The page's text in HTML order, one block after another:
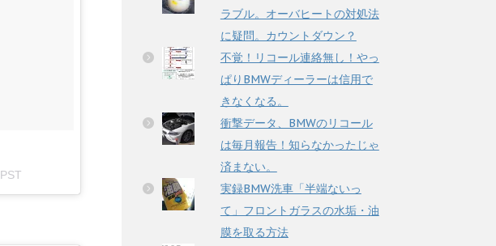
ラブル。オーバヒートの対処法
に疑問。カウントダウン？
不覚！リコール連絡無し！やっ
ぱりBMWディーラーは信用で
きなくなる。
衝撃データ、BMWのリコール
は毎月報告！知らなかったじゃ
済まない。
実録BMW洗車「半端ないっ
て」フロントガラスの水垢・油
膜を取る方法